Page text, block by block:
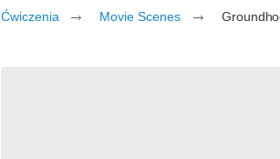
Ćwiczenia Movie Scenes